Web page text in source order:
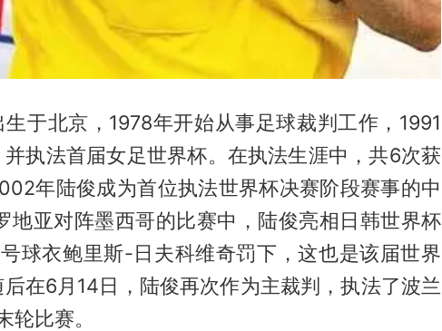
于北京，1978年开始从事足球裁判工作，1991
执法首届女足世界杯。在执法生涯中，共6次获
年陆俊成为首位执法世界杯决赛阶段赛事的中
地亚对阵墨西哥的比赛中，陆俊亮相日韩世界杯
球衣鲍里斯-日夫科维奇罚下，这也是该届世界
在6月14日，陆俊再次作为主裁判，执法了波兰
比赛。